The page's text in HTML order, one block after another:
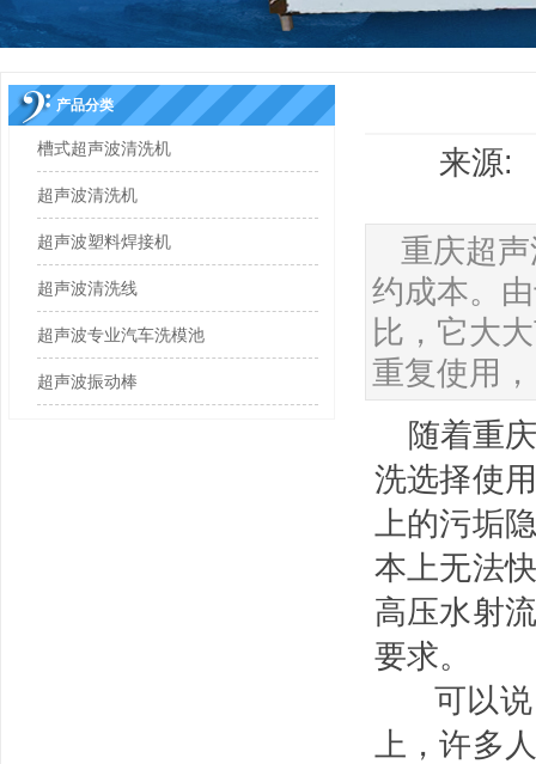
产品分类
槽式超声波清洗机
超声波清洗机
超声波塑料焊接机
超声波清洗线
超声波专业汽车洗模池
超声波振动棒
来源:
重庆超
约成本。
比，它大
重复使用
随着重
洗选择使
上的污垢
本上无法
高压水射
要求。
可以说
上，许多